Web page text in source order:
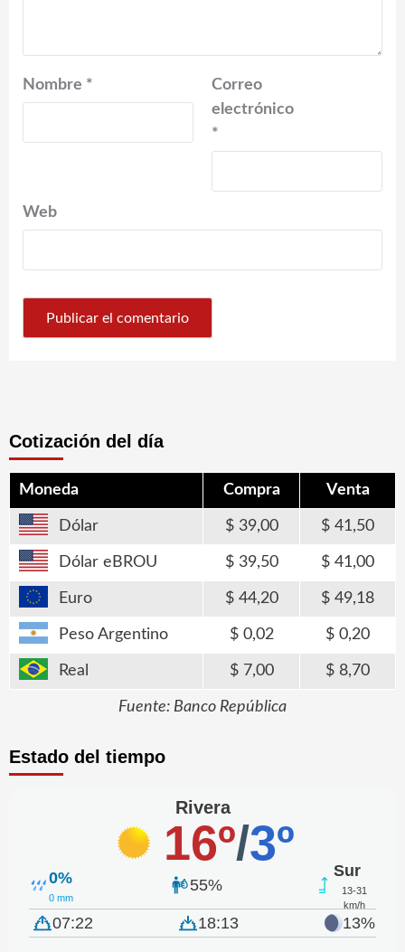
Nombre *
Correo
electrónico
*
Web
Cotización del día
Moneda Compra Venta
Dólar 39,00 41,50
Dólar eBROU 39,50 41,00
Euro 44,20 49,18
Peso Argentino 0,02 0,20
Real 7,00 8,70
Fuente: Banco República
Estado del tiempo
Rivera
16º/3º
0%
0 mm
55%
Sur
13-31
km/h
07:22 18:13 13%